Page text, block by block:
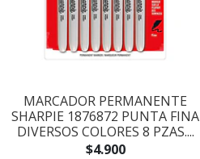
MARCADOR PERMANENTE
SHARPIE 1876872 PUNTA FINA
DIVERSOS COLORES 8 PZAS....
$4.900